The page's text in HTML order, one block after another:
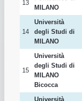
for Advanced
Studies
LUCCA
Politecnico di
MILANO
14
Università
degli Studi di
MILANO
Università